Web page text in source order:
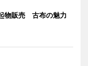
物販売 古布の魅力